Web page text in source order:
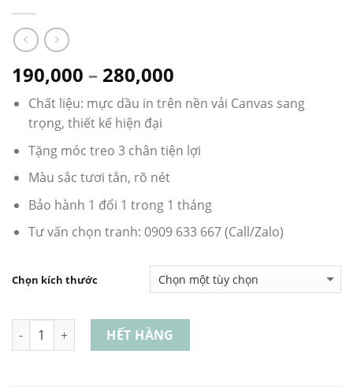
190,000 – 280,000
Chất liệu: mực dầu in trên nền vải Canvas sang
trọng, thiết kế hiện đại
Tặng móc treo 3 chân tiện lợi
Màu sắc tươi tắn, rõ nét
Bảo hành 1 đổi 1 trong 1 tháng
Tư vấn chọn tranh: 0909 633 667 (Call/Zalo)
Chọn kích thước
Số lượng HẾT HÀNG